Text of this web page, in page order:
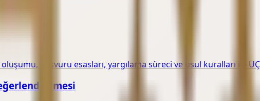
başvuru esasları, yargılama süreci ve usul kuralları ile